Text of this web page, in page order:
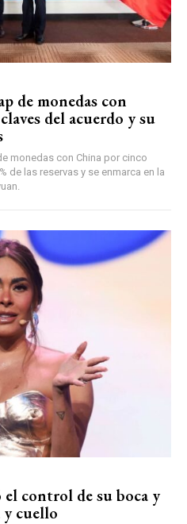
de monedas con
del acuerdo y su
monedas con China por cinco
de las reservas y se enmarca en la
control de su boca y
y cuello